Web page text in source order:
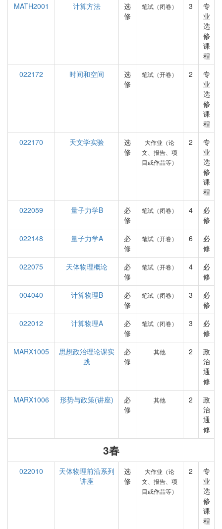
MATH2001 计算方法
选
修
笔试（闭卷） 3
专
业
选
修
课
程
022172
时间和空间
选
修
笔试（开卷） 2
专
业
选
修
课
程
022170
天文学实验
选
修
大作业（论
文、报告、项
目或作品等）
2
专
业
选
修
课
程
022059
量子力学B
必
修
笔试（闭卷） 4
必
修
022148
量子力学A
必
修
笔试（开卷） 6
必
修
022075
天体物理概论
必
修
笔试（开卷） 4
必
修
004040
计算物理B
必
修
笔试（闭卷） 3
必
修
022012
计算物理A
必
修
笔试（闭卷） 3
必
修
MARX1005
思想政治理论课实
践
必
修
其他 2
政
治
通
修
MARX1006
形势与政策(讲座)
必
修
其他 2
政
治
通
修
3春
022010
天体物理前沿系列
讲座
选
修
大作业（论
文、报告、项
目或作品等）
2
专
业
选
修
课
程